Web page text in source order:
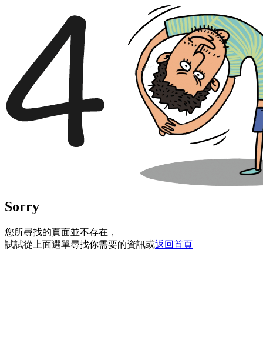
Sorry
您所尋找的頁面並不存在，
試試從上面選單尋找你需要的資訊或返回首頁